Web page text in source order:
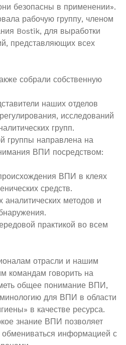
безопасны в применении».
рабочую группу, членом
Bostik, для выработки
представляющих всех
собрали собственную
наших отделов
исследований
групп.
группы направлена на
ВПИ посредством:
ВПИ в клеях
средств.
методов и
практикой во всем
отрасли и нашим
командам говорить на
общее понимание ВПИ,
для ВПИ в области
в качестве ресурса.
знание ВПИ позволяет
обмениваться информацией с